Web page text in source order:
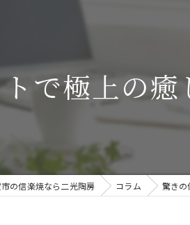
旅館
陶器浴槽
で極上の
の信楽焼なら二光陶房 コラム 驚きの